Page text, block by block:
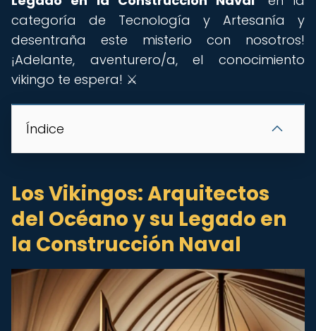
categoría de Tecnología y Artesanía y
desentraña este misterio con nosotros!
¡Adelante, aventurero/a, el conocimiento
vikingo te espera! ️⚔️
Índice
Los Vikingos: Arquitectos
del Océano y su Legado en
la Construcción Naval